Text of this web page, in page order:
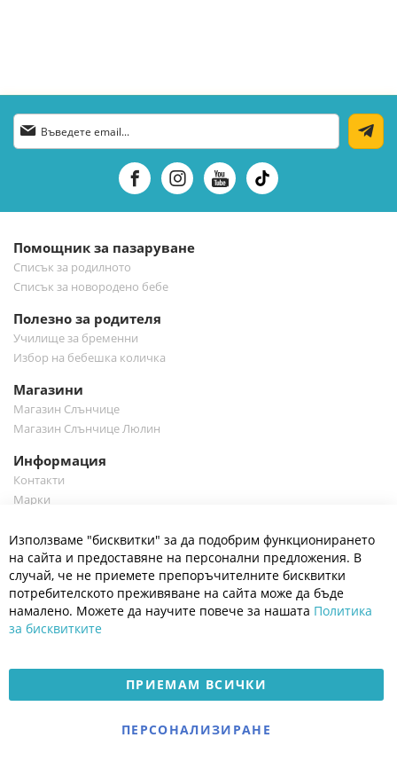
Абонирай
се
бюлетин:
Помощник за пазаруване
Списък за родилното
Списък за новородено бебе
Полезно за родителя
Училище за бременни
Избор на бебешка количка
Магазини
Магазин Слънчице
Магазин Слънчице Люлин
Информация
Контакти
Марки
Полезно
Общи условия
Политика за поверителност
Платформа за OPC
Доставка и плащане
Електронен магазин
разработен и поддържан
Използваме "бисквитки" за да подобрим функционирането
на сайта и предоставяне на персонални предложения. В
случай, че не приемете препоръчителните бисквитки
потребителското преживяване на сайта може да бъде
намалено. Можете да научите повече за нашата Политика
за бисквитките
ПРИЕМАМ ВСИЧКИ
ПЕРСОНАЛИЗИРАНЕ